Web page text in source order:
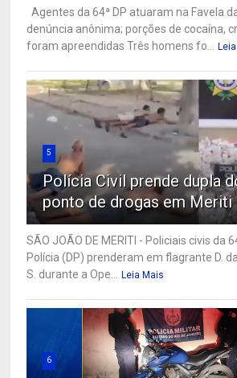
Agentes da 64ª DP atuaram na Favela
denúncia anônima; porções de cocaína,
foram apreendidas Três homens fo...
5
Polícia Civil prende dupla
ponto de drogas em Meriti
SÃO JOÃO DE MERITI - Policiais civis da
Polícia (DP) prenderam em flagrante D. da
S. durante a Ope... Leia Mais
6